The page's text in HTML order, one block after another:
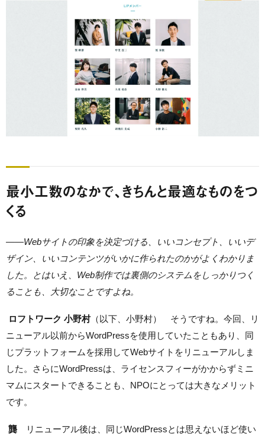
最小工数のなかで、きちんと最適なものをつ
くる
——Webサイトの印象を決定づける、いいコンセプト、いいデ
ザイン、いいコンテンツがいかに作られたのかがよくわかりま
した。とはいえ、Web制作では裏側のシステムをしっかりつく
ることも、大切なことですよね。
ロフトワーク 小野村（以下、小野村） そうですね。今回、リ
ニューアル以前からWordPressを使用していたこともあり、同
じプラットフォームを採用してWebサイトをリニューアルしま
した。さらにWordPressは、ライセンスフィーがかからずミニ
マムにスタートできることも、NPOにとっては大きなメリット
です。
龔
リニューアル後は、同じWordPressとは思えないほど使い